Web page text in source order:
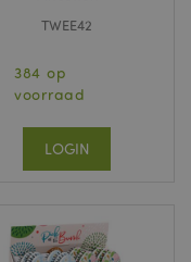
TWEE42
384 op
voorraad
LOGIN